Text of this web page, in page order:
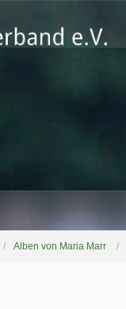
Alben von Maria Marr